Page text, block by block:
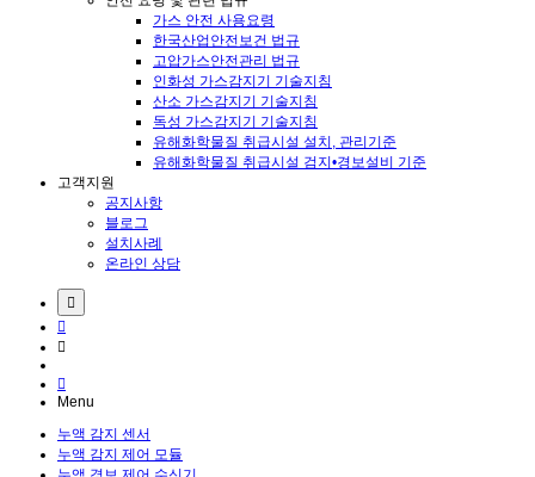
가스 안전 사용요령
한국산업안전보건 법규
고압가스안전관리 법규
인화성 가스감지기 기술지침
산소 가스감지기 기술지침
독성 가스감지기 기술지침
유해화학물질 취급시설 설치, 관리기준
유해화학물질 취급시설 검지•경보설비 기준
고객지원
공지사항
블로그
설치사례
온라인 상담
Menu
누액 감지 센서
누액 감지 제어 모듈